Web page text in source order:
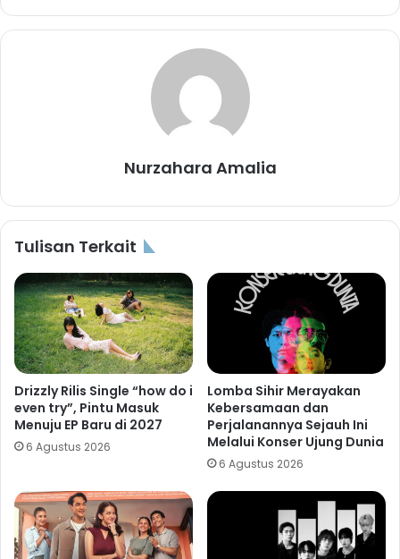
Nurzahara Amalia
Tulisan Terkait
Drizzly Rilis Single “how do i
even try”, Pintu Masuk
Menuju EP Baru di 2027
6 Agustus 2026
Lomba Sihir Merayakan
Kebersamaan dan
Perjalanannya Sejauh Ini
Melalui Konser Ujung Dunia
6 Agustus 2026